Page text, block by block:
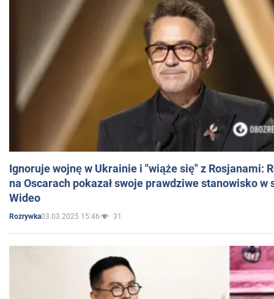
Ignoruje wojnę w Ukrainie i "wiąże się" z Rosjanami:
na Oscarach pokazał swoje prawdziwe stanowisko w
Wideo
Rozrywka03.03.2025 15:46 31